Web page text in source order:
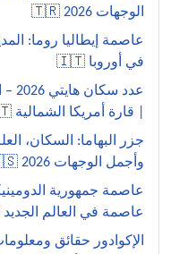
الوجهات 2026 🇹🇷
عاصمة إيطاليا روما:
في أوروبا 🇮🇹
| قارة أمريكا الشمالية 🇭🇹
جزر البهاما: السكان،
وأجمل الوجهات 2026 🇧🇸
عاصمة جمهورية
عاصمة في العالم الجديد 🇩🇴
الإكوادور حقائق